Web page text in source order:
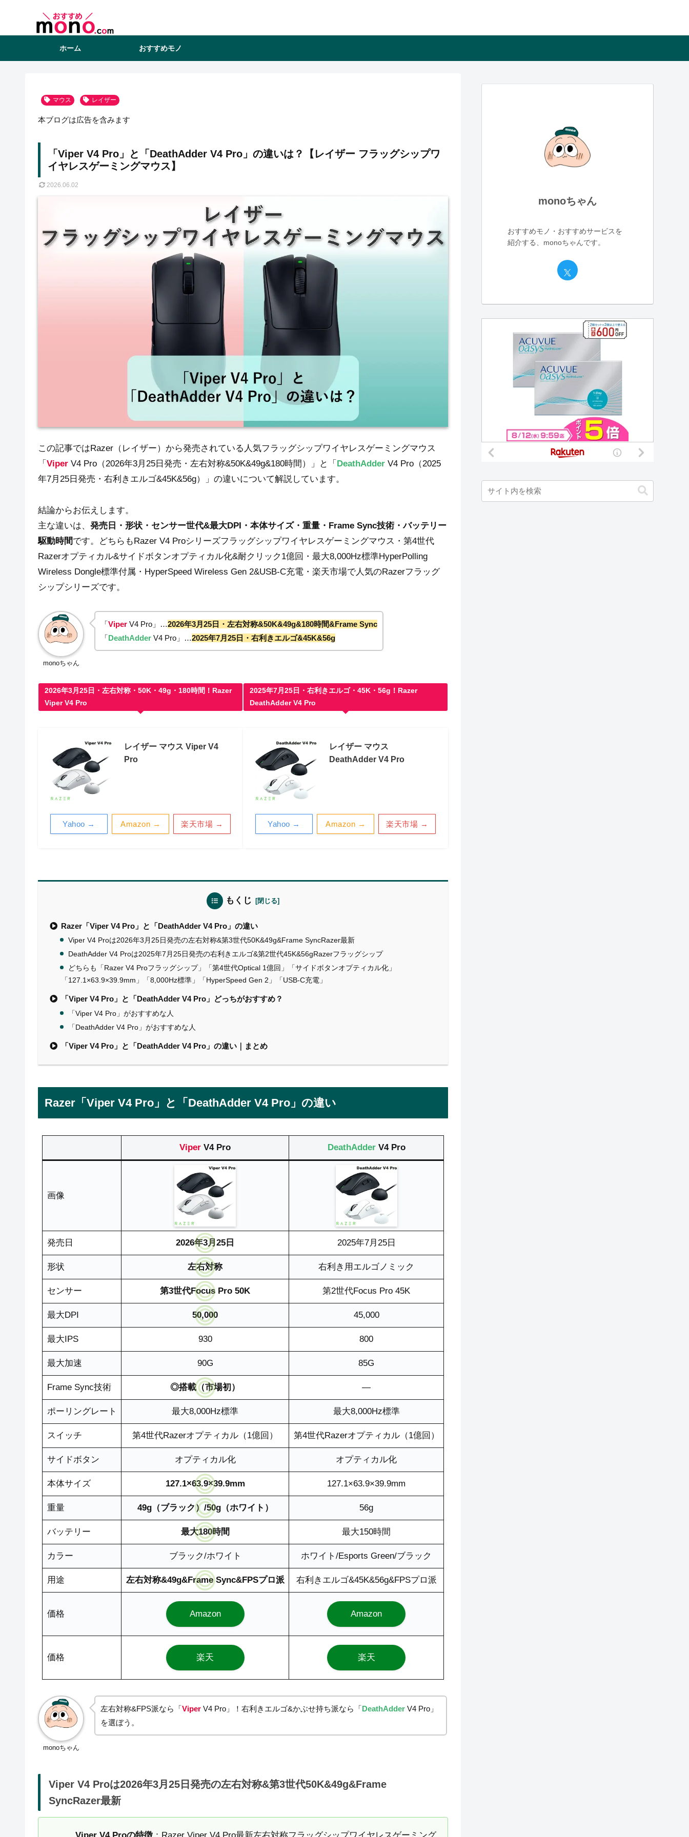
ホーム おすすめモノ
マウス レイザー
「Viper V4 Pro」と「DeathAdder V4 Pro」の違いは？【レイザー フラッグシップワ
イヤレスゲーミングマウス】
2026.06.02
本ブログは広告を含みます
この記事ではRazer（レイザー）から発売されている人気フラッグシップワイヤレスゲーミングマウス
「 Viper V4 Pro（2026年3月25日発売・左右対称&50K&49g&180時間）」と「 DeathAdder V4 Pro（2025
年7月25日発売・右利きエルゴ&45K&56g）」の違いについて解説しています。
結論からお伝えします。
主な違いは、 発売日・形状・センサー世代&最大DPI・本体サイズ・重量・Frame Sync技術・バッテリー
駆動時間です。どちらもRazer V4 Proシリーズフラッグシップワイヤレスゲーミングマウス・第4世代
Razerオプティカル&サイドボタンオプティカル化&耐クリック1億回・最大8,000Hz標準HyperPolling
Wireless Dongle標準付属・HyperSpeed Wireless Gen 2&USB-C充電・楽天市場で人気のRazerフラッグ
シップシリーズです。
monoちゃん
「Viper V4 Pro」…2026年3月25日・左右対称&50K&49g&180時間&Frame Sync
「DeathAdder V4 Pro」…2025年7月25日・右利きエルゴ&45K&56g
2026年3月25日・左右対称・50K・49g・180時間！Razer
Viper V4 Pro
レイザー マウス Viper V4
Pro
Amazon → 楽天市場 →
Yahoo →
2025年7月25日・右利きエルゴ・45K・56g！Razer
DeathAdder V4 Pro
レイザー マウス
DeathAdder V4 Pro
Amazon → 楽天市場 →
Yahoo →
もくじ
Razer「Viper V4 Pro」と「DeathAdder V4 Pro」の違い
Viper V4 Proは2026年3月25日発売の左右対称&第3世代50K&49g&Frame SyncRazer最新
DeathAdder V4 Proは2025年7月25日発売の右利きエルゴ&第2世代45K&56gRazerフラッグシップ
どちらも「Razer V4 Proフラッグシップ」「第4世代Optical 1億回」「サイドボタンオプティカル化」
「127.1×63.9×39.9mm」「8,000Hz標準」「HyperSpeed Gen 2」「USB-C充電」
「Viper V4 Pro」と「DeathAdder V4 Pro」どっちがおすすめ？
「Viper V4 Pro」がおすすめな人
「DeathAdder V4 Pro」がおすすめな人
「Viper V4 Pro」と「DeathAdder V4 Pro」の違い｜まとめ
Razer「Viper V4 Pro」と「DeathAdder V4 Pro」の違い
Viper V4 Pro DeathAdderV4 Pro
画像
発売日 2026年3月25日 2025年7月25日
形状 左右対称 右利き用エルゴノミック
センサー 第3世代Focus Pro 50K 第2世代Focus Pro 45K
最大DPI 50,000 45,000
最大IPS 930 800
最大加速 90G 85G
Frame Sync技術 ◎搭載（市場初） ―
ポーリングレート 最大8,000Hz標準 最大8,000Hz標準
スイッチ 第4世代Razerオプティカル（1億回） 第4世代Razerオプティカル（1億回）
サイドボタン オプティカル化 オプティカル化
本体サイズ 127.1×63.9×39.9mm 127.1×63.9×39.9mm
重量 49g（ブラック）/50g（ホワイト） 56g
バッテリー 最大180時間 最大150時間
カラー ブラック/ホワイト ホワイト/Esports Green/ブラック
用途 左右対称&49g&Frame Sync&FPSプロ派 右利きエルゴ&45K&56g&FPSプロ派
価格 Amazon Amazon
価格 楽天 楽天
monoちゃん
左右対称&FPS派なら「Viper V4 Pro」！右利きエルゴ&かぶせ持ち派なら「DeathAdder V4 Pro」
を選ぼう。
Viper V4 Proは2026年3月25日発売の左右対称&第3世代50K&49g&Frame
SyncRazer最新
Viper V4 Proの特徴 ：Razer Viper V4 Pro最新左右対称フラッグシップワイヤレスゲーミング
monoちゃん
おすすめモノ・おすすめサービスを
紹介する、monoちゃんです。